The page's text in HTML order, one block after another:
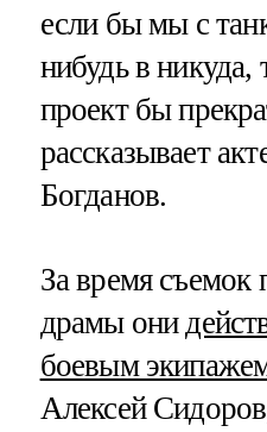
если бы мы с
нибудь в
проект бы
рассказывает
Богданов.
За время съемок
драмы они
боевым
Алексей